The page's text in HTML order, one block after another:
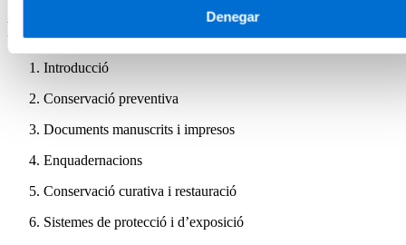
Denegar
Programa
Introducció
Conservació preventiva
Documents manuscrits i impresos
Enquadernacions
Conservació curativa i restauració
Sistemes de protecció i d’exposició